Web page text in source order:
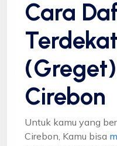
Cara
Cirebon
Untuk kamu yang
Cirebon, Kamu bisa